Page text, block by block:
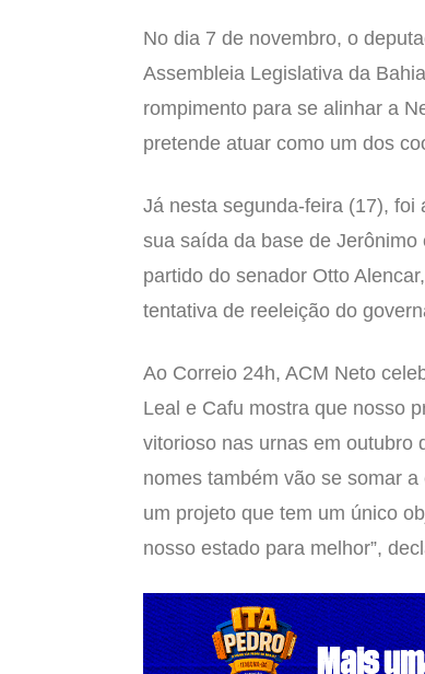
No dia 7 de novembro, o
Assembleia Legislativa da
rompimento para se alinhar a
pretende atuar como um dos
Já nesta segunda-feira (17),
sua saída da base de
partido do senador Otto
tentativa de reeleição do
Ao Correio 24h, ACM Neto
Leal e Cafu mostra que nosso
vitorioso nas urnas em outubro
nomes também vão se somar
um projeto que tem um único
nosso estado para melhor”,